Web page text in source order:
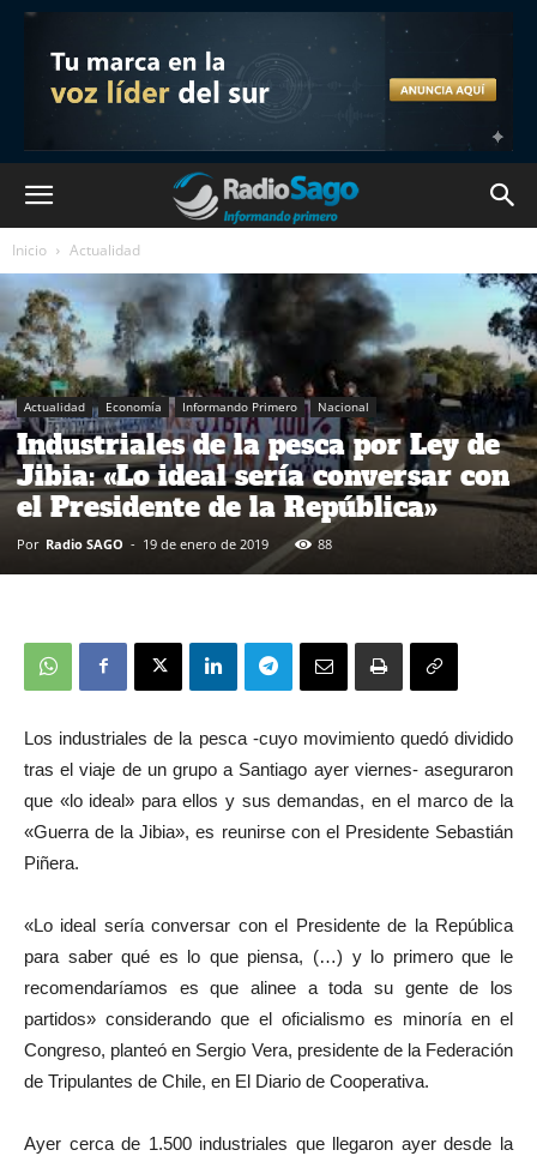
Inicio Actualidad
Actualidad Economía Informando Primero Nacional
Industriales de la pesca por Ley de
Jibia: «Lo ideal sería conversar con
el Presidente de la República»
Por Radio SAGO - 19 de enero de 2019 88
Los industriales de la pesca -cuyo movimiento quedó dividido
tras el viaje de un grupo a Santiago ayer viernes- aseguraron
que «lo ideal» para ellos y sus demandas, en el marco de la
«Guerra de la Jibia», es reunirse con el Presidente Sebastián
Piñera.
«Lo ideal sería conversar con el Presidente de la República
para saber qué es lo que piensa, (…) y lo primero que le
recomendaríamos es que alinee a toda su gente de los
partidos» considerando que el oficialismo es minoría en el
Congreso, planteó en Sergio Vera, presidente de la Federación
de Tripulantes de Chile, en El Diario de Cooperativa.
Ayer cerca de 1.500 industriales que llegaron ayer desde la